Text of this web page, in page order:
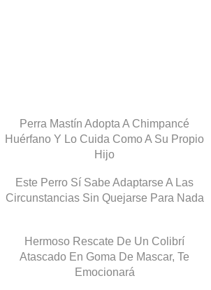
Perra Mastín Adopta A Chimpancé
Huérfano Y Lo Cuida Como A Su Propio
Hijo
Este Perro Sí Sabe Adaptarse A Las
Circunstancias Sin Quejarse Para Nada
Hermoso Rescate De Un Colibrí
Atascado En Goma De Mascar, Te
Emocionará